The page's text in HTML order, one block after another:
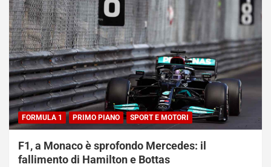
FORMULA 1 PRIMO PIANO SPORT E MOTORI
F1, a Monaco è sprofondo Mercedes: il
fallimento di Hamilton e Bottas